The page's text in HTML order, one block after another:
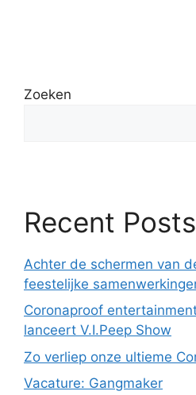
Zoeken
Recent Posts
Achter de schermen van
feestelijke
Coronaproof
lanceert V.I.Peep Show
Zo verliep onze ultieme
Vacature: Gangmaker